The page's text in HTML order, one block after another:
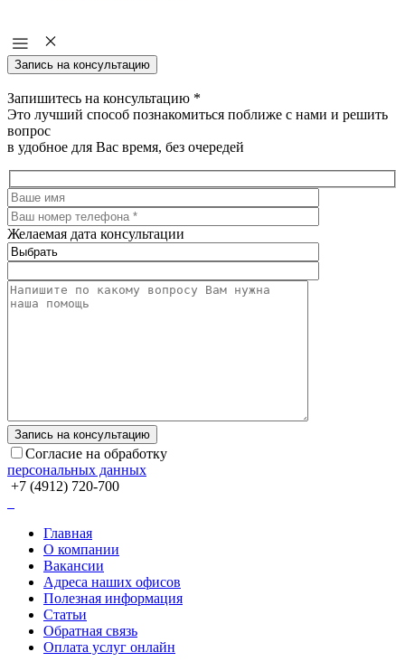
Запись на консультацию
Запишитесь на консультацию *
Это лучший способ познакомиться поближе с нами и решить
вопрос
в удобное для Вас время, без очередей
Желаемая дата консультации
Согласие на обработку
персональных данных
+7 (4912) 720-700
Главная
О компании
Вакансии
Адреса наших офисов
Полезная информация
Статьи
Обратная связь
Оплата услуг онлайн